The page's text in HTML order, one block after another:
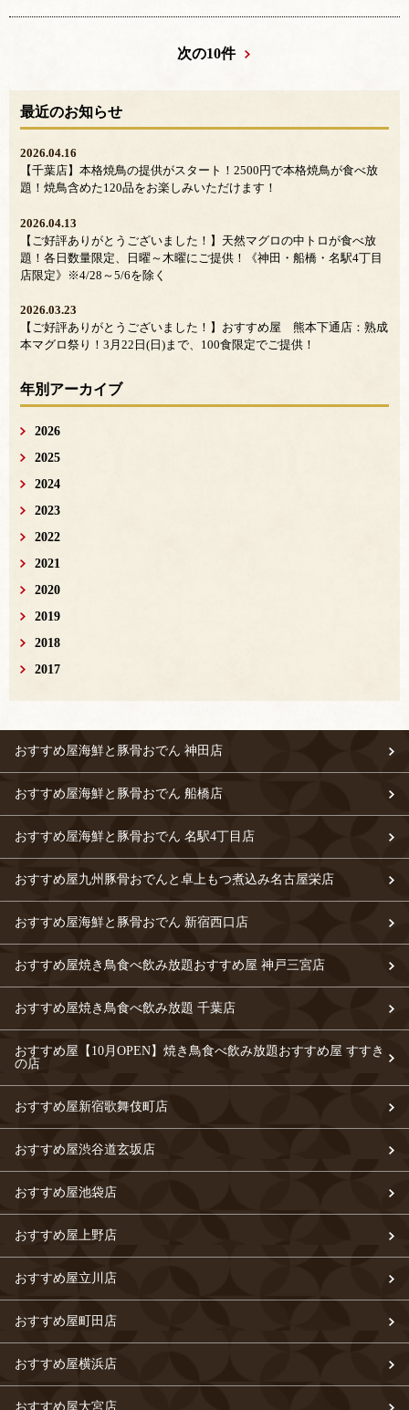
次の10件
最近のお知らせ
2026.04.16
【千葉店】本格焼鳥の提供がスタート！2500円で本格焼鳥が食べ放
題！焼鳥含めた120品をお楽しみいただけます！
2026.04.13
【ご好評ありがとうございました！】天然マグロの中トロが食べ放
題！各日数量限定、日曜～木曜にご提供！《神田・船橋・名駅4丁目
店限定》※4/28～5/6を除く
2026.03.23
【ご好評ありがとうございました！】おすすめ屋 熊本下通店：熟成
本マグロ祭り！3月22日(日)まで、100食限定でご提供！
年別アーカイブ
2026
2025
2024
2023
2022
2021
2020
2019
2018
2017
おすすめ屋海鮮と豚骨おでん 神田店
おすすめ屋海鮮と豚骨おでん 船橋店
おすすめ屋海鮮と豚骨おでん 名駅4丁目店
おすすめ屋九州豚骨おでんと卓上もつ煮込み名古屋栄店
おすすめ屋海鮮と豚骨おでん 新宿西口店
おすすめ屋焼き鳥食べ飲み放題おすすめ屋 神戸三宮店
おすすめ屋焼き鳥食べ飲み放題 千葉店
おすすめ屋【10月OPEN】焼き鳥食べ飲み放題おすすめ屋 すすき
の店
おすすめ屋新宿歌舞伎町店
おすすめ屋渋谷道玄坂店
おすすめ屋池袋店
おすすめ屋上野店
おすすめ屋立川店
おすすめ屋町田店
おすすめ屋横浜店
おすすめ屋大宮店